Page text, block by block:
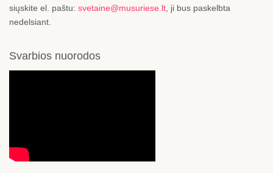
siųskite el. paštu: svetaine@musuriese.lt, ji bus paskelbta
nedelsiant.
Svarbios nuorodos